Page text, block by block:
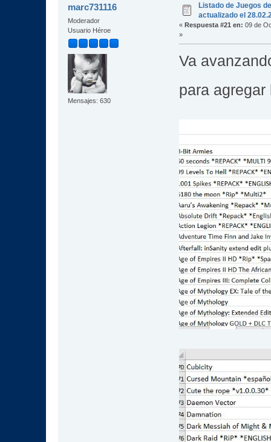
marc731116
Moderador
Usuario Héroe
Mensajes: 630
Listado de Juegos
actualizado el
« Respuesta #21 en: 09 de
»
Va
para